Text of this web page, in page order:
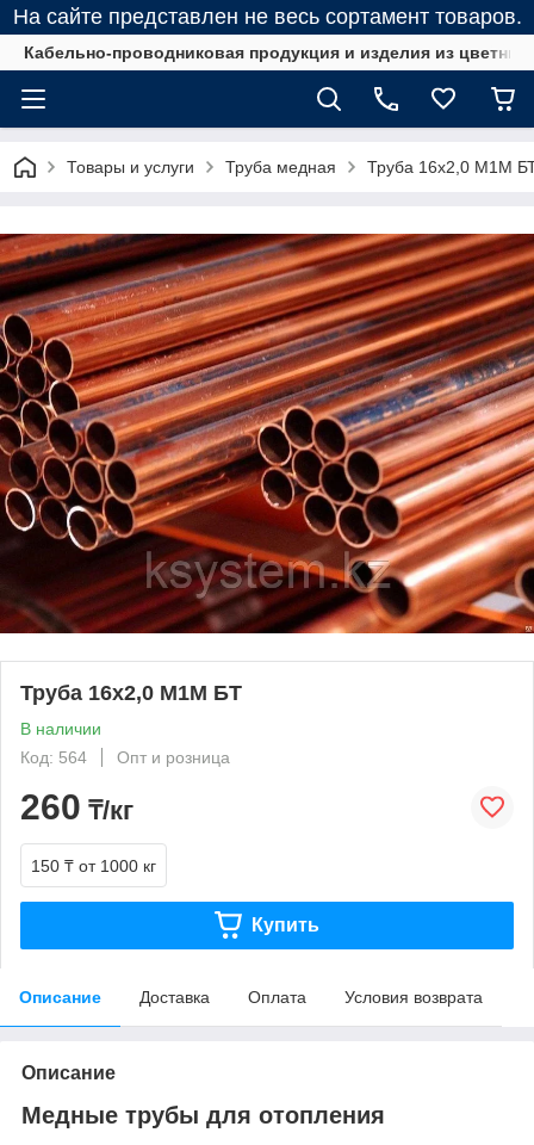
На сайте представлен не весь сортамент товаров.
Кабельно-проводниковая продукция и изделия из
Товары и услуги Труба медная Труба 16х2,0 М1М
Труба 16х2,0 М1М БТ
В наличии
Код: 564
Опт и розница
260 ₸/кг
150 ₸ от 1000 кг
Купить
Описание Доставка Оплата Условия возврата
Описание
Медные трубы для отопления